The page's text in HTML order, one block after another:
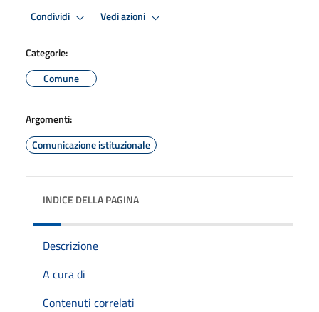
Condividi Vedi azioni
Categorie:
Comune
Argomenti:
Comunicazione istituzionale
INDICE DELLA PAGINA
Descrizione
A cura di
Contenuti correlati